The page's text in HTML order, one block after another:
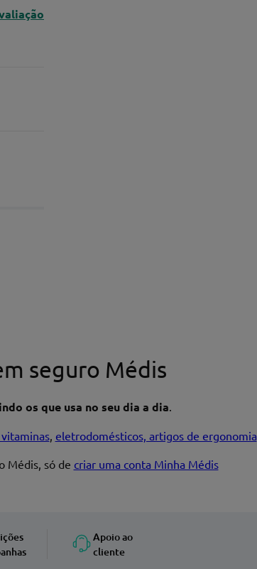
seguro Médis
os que usa no seu dia a dia.
, eletrodomésticos, artigos de ergonomia
Médis, só de criar uma conta Minha Médis
Apoio ao
cliente